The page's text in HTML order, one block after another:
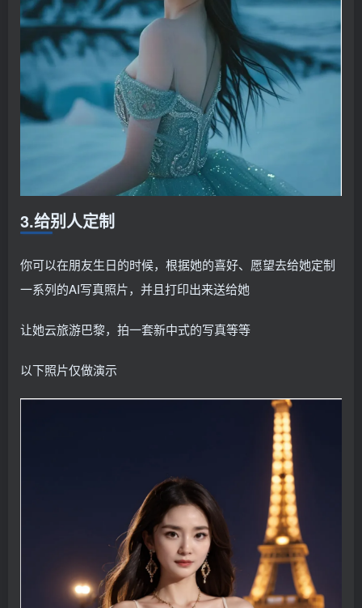
3.给别人定制
你可以在朋友生日的时候，根据她的喜好、愿望去给她定制
一系列的AI写真照片，并且打印出来送给她
让她云旅游巴黎，拍一套新中式的写真等等
以下照片仅做演示